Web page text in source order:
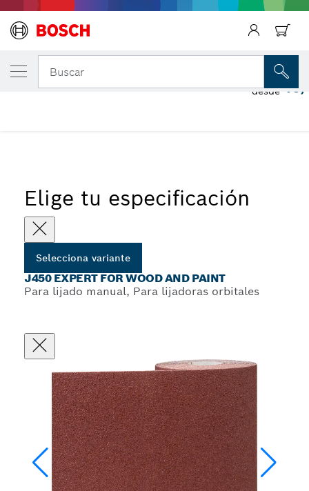
Buscar
Elige tu especificación
Selecciona variante
J450 EXPERT FOR WOOD AND PAINT
Para lijado manual, Para lijadoras orbitales
TU VARIANTE SELECCIONADA
J450 Expert for Wood and Paint
desde